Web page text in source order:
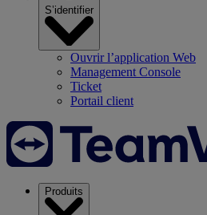
S’identifier
Ouvrir l’application Web
Management Console
Ticket
Portail client
Produits